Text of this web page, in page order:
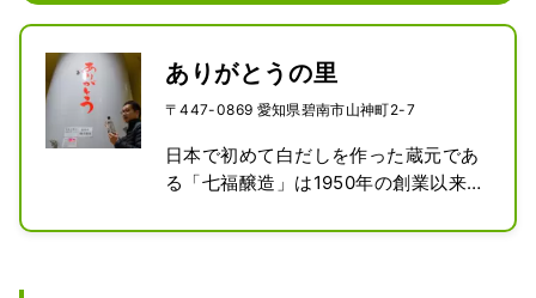
ありがとうの里
〒447-0869 愛知県碧南市山神町2-7
日本で初めて白だしを作った蔵元であ
る「七福醸造」は1950年の創業以来、
くりを追求しています。美味しい白醤